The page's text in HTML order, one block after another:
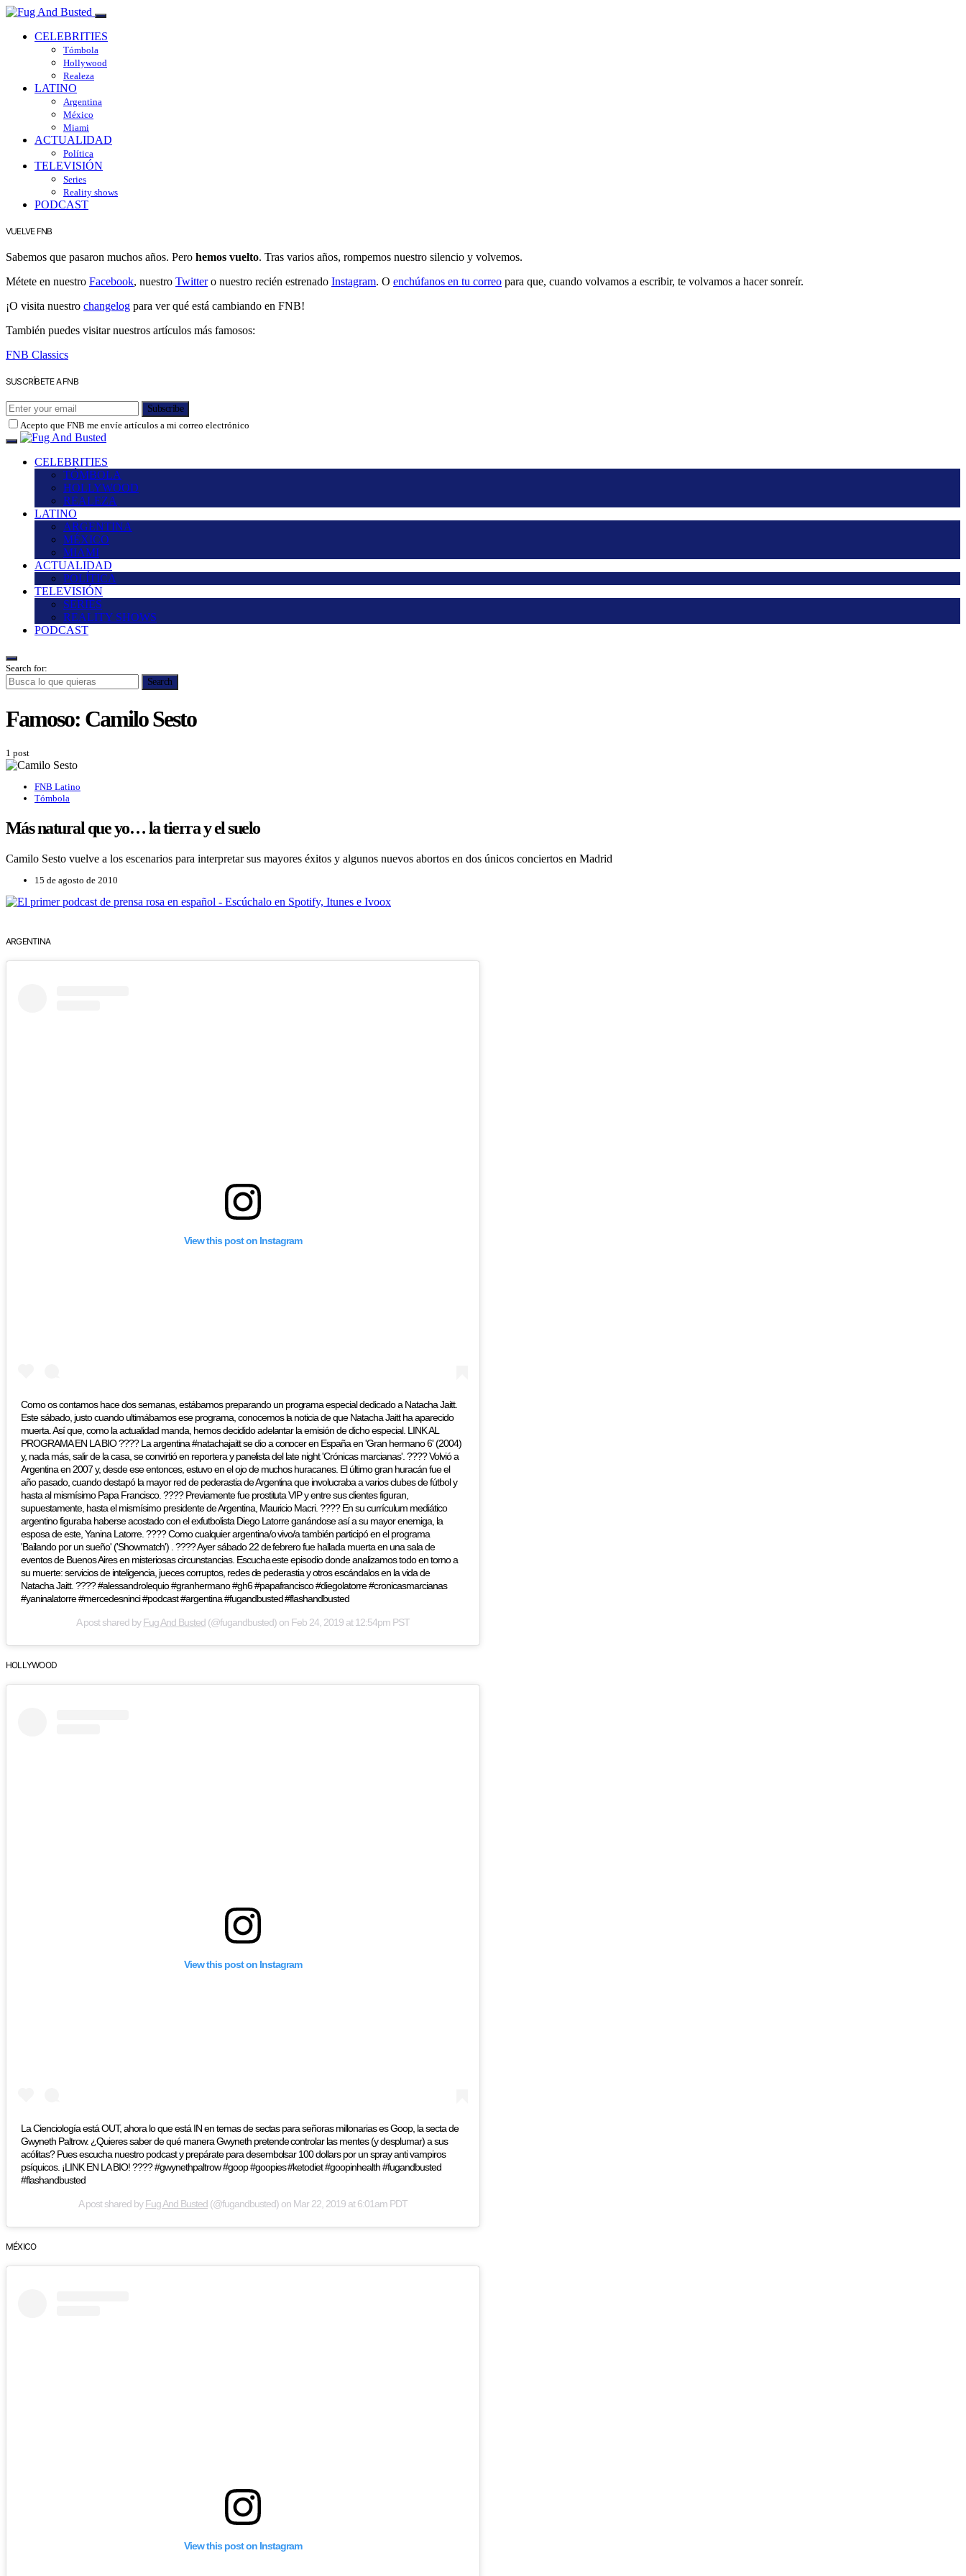
CELEBRITIES
Tómbola
Hollywood
Realeza
LATINO
Argentina
México
Miami
ACTUALIDAD
Política
TELEVISIÓN
Series
Reality shows
PODCAST
VUELVE FNB
Sabemos que pasaron muchos años. Pero hemos vuelto. Tras varios años, rompemos nuestro silencio y volvemos.
Métete en nuestro Facebook, nuestro Twittero nuestro recién estrenado Instagram. O enchúfanos en tu correo para que, cuando volvamos a escribir, te volvamos a hacer sonreír.
¡O visita nuestro changelog para ver qué está cambiando en FNB!
También puedes visitar nuestros artículos más famosos:
FNB Classics
SUSCRÍBETE A FNB
Subscribe
Acepto que FNB me envíe artículos a mi correo electrónico
CELEBRITIES
TÓMBOLA
HOLLYWOOD
REALEZA
LATINO
ARGENTINA
MÉXICO
MIAMI
ACTUALIDAD
POLÍTICA
TELEVISIÓN
SERIES
REALITY SHOWS
PODCAST
Search for:
Search
Famoso: Camilo Sesto
1 post
FNB Latino
Tómbola
Más natural que yo… la tierra y el suelo
Camilo Sesto vuelve a los escenarios para interpretar sus mayores éxitos y algunos nuevos abortos en dos únicos conciertos en Madrid
15 de agosto de 2010
ARGENTINA
View this post on Instagram
Como os contamos hace dos semanas, estábamos preparando un programa especial dedicado a Natacha Jaitt.
Este sábado, justo cuando ultimábamos ese programa, conocemos la noticia de que Natacha Jaitt ha aparecido
muerta. Así que, como la actualidad manda, hemos decidido adelantar la emisión de dicho especial. LINK AL
PROGRAMA EN LA BIO ???? La argentina #natachajaitt se dio a conocer en España en 'Gran hermano 6' (2004)
y, nada más, salir de la casa, se convirtió en reportera y panelista del late night 'Crónicas marcianas'. ???? Volvió a
Argentina en 2007 y, desde ese entonces, estuvo en el ojo de muchos huracanes. El último gran huracán fue el
año pasado, cuando destapó la mayor red de pederastia de Argentina que involucraba a varios clubes de fútbol y
hasta al mismísimo Papa Francisco. ???? Previamente fue prostituta VIP y entre sus clientes figuran,
supuestamente, hasta el mismísimo presidente de Argentina, Mauricio Macri. ???? En su currículum mediático
argentino figuraba haberse acostado con el exfutbolista Diego Latorre ganándose así a su mayor enemiga, la
esposa de este, Yanina Latorre. ???? Como cualquier argentina/o vivo/a también participó en el programa
'Bailando por un sueño' ('Showmatch') . ???? Ayer sábado 22 de febrero fue hallada muerta en una sala de
eventos de Buenos Aires en misteriosas circunstancias. Escucha este episodio donde analizamos todo en torno a
su muerte: servicios de inteligencia, jueces corruptos, redes de pederastia y otros escándalos en la vida de
Natacha Jaitt. ???? #alessandrolequio #granhermano #gh6 #papafrancisco #diegolatorre #cronicasmarcianas
#yaninalatorre #mercedesninci #podcast #argentina #fugandbusted #flashandbusted
A post shared byFug And Busted (@fugandbusted) on Feb 24, 2019 at 12:54pm PST
HOLLYWOOD
View this post on Instagram
La Cienciología está OUT, ahora lo que está IN en temas de sectas para señoras millonarias es Goop, la secta de
Gwyneth Paltrow. ¿Quieres saber de qué manera Gwyneth pretende controlar las mentes (y desplumar) a sus
acólitas? Pues escucha nuestro podcast y prepárate para desembolsar 100 dollars por un spray anti vampiros
psíquicos. ¡LINK EN LA BIO! ???? #gwynethpaltrow #goop #goopies #ketodiet #goopinhealth #fugandbusted
#flashandbusted
A post shared byFug And Busted (@fugandbusted) on Mar 22, 2019 at 6:01am PDT
MÉXICO
View this post on Instagram